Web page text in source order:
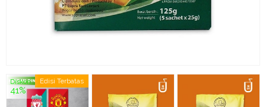
Edisi Terbatas
Diskon
41%